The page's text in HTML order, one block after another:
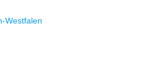
Westfalen